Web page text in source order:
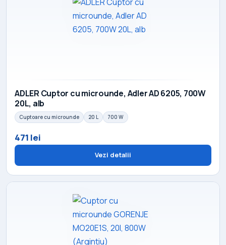
ADLER Cuptor cu microunde, Adler AD 6205, 700W
20L, alb
Cuptoare cu microunde 20 L 700 W
471 lei
Vezi detalii